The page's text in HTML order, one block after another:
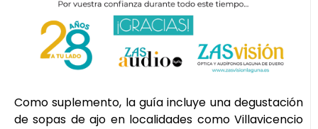
Como suplemento, la guía incluye una degustación
de sopas de ajo en localidades como Villavicencio